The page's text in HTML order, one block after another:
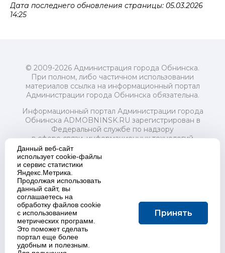
Дата последнего обновления страницы: 05.03.2026
14:25
© 2009-2026 Администрация города Обнинска.
При полном, либо частичном использовании
материалов ссылка на информационный портал
Администрации города Обнинска обязательна.
Информационный портал Администрации города
Обнинска ADMOBNINSK.RU зарегистрирован в
Федеральной службе по надзору
в сфере связи, информационных технологий
и массовых коммуникаций (Роскомнадзор) 24 июля
2018 года.
Свидетельство о регистрации Эл № ФС77-73321
Учредитель: Администрация (исполнительно-
распорядительный орган) городского округа "Город
Обнинск". Главный редактор: Байкова Е.А.
Адрес электронной почты Редакции:
redactor@admobninsk.ru
Телефон Редакции: +7 (484) 395-85-85
Настоящий ресурс содержит материалы 18+
Политика в отношении обработки персональных
Данный веб-сайт
использует cookie-файлы
и сервис статистики
Яндекс.Метрика.
Продолжая использовать
данный сайт, вы
соглашаетесь на
обработку файлов cookie
с использованием
метрических программ.
Это поможет сделать
портал еще более
удобным и полезным.
Принять